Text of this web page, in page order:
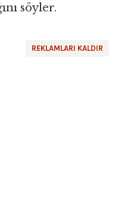
söyler.
REKLAMLARI KALDIR